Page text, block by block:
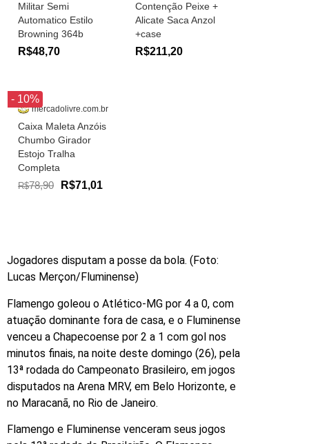
Militar Semi
Automatico Estilo
Browning 364b
R$48,70
Contenção Peixe +
Alicate Saca Anzol
+case
R$211,20
- 10%
mercadolivre.com.br
Caixa Maleta Anzóis
Chumbo Girador
Estojo Tralha
Completa
R$78,90 R$71,01
Jogadores disputam a posse da bola. (Foto:
Lucas Merçon/Fluminense)
Flamengo goleou o Atlético-MG por 4 a 0, com
atuação dominante fora de casa, e o Fluminense
venceu a Chapecoense por 2 a 1 com gol nos
minutos finais, na noite deste domingo (26), pela
13ª rodada do Campeonato Brasileiro, em jogos
disputados na Arena MRV, em Belo Horizonte, e
no Maracanã, no Rio de Janeiro.
Flamengo e Fluminense venceram seus jogos